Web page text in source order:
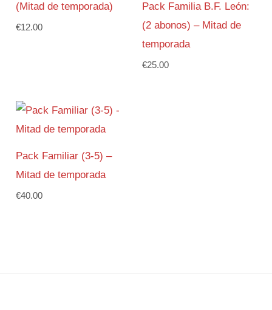
(Mitad de temporada)
€12.00
Pack Familia B.F. León:
(2 abonos) – Mitad de
temporada
€25.00
Pack Familiar (3-5) –
Mitad de temporada
€40.00